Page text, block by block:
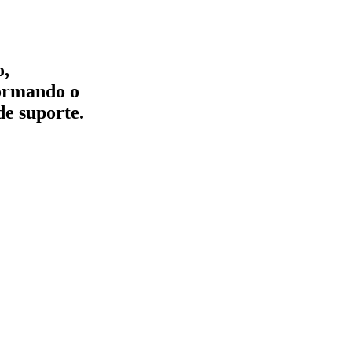
o
suporte.